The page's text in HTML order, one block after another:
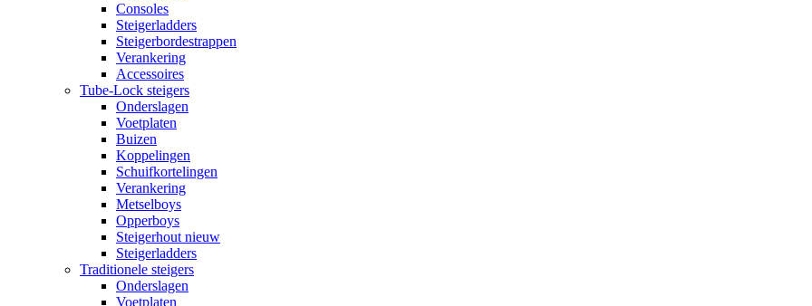
Consoles
Steigerladders
Steigerbordestrappen
Verankering
Accessoires
Tube-Lock steigers
Onderslagen
Voetplaten
Buizen
Koppelingen
Schuifkortelingen
Verankering
Metselboys
Opperboys
Steigerhout nieuw
Steigerladders
Traditionele steigers
Onderslagen
Voetplaten